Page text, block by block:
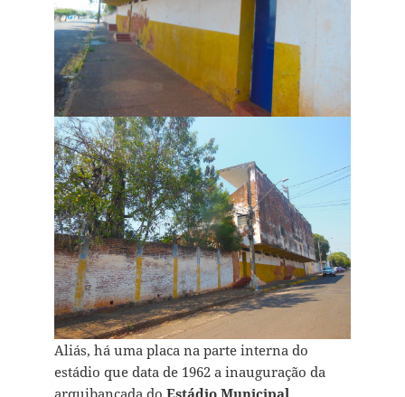
Aliás, há uma placa na parte interna do
estádio que data de 1962 a inauguração da
arquibancada do Estádio Municipal.